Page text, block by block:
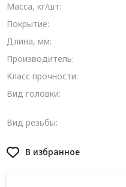
Масса, кг/шт:
Покрытие:
Длина, мм:
Производитель:
Класс прочности:
Вид головки:
Вид резьбы:
В избранное